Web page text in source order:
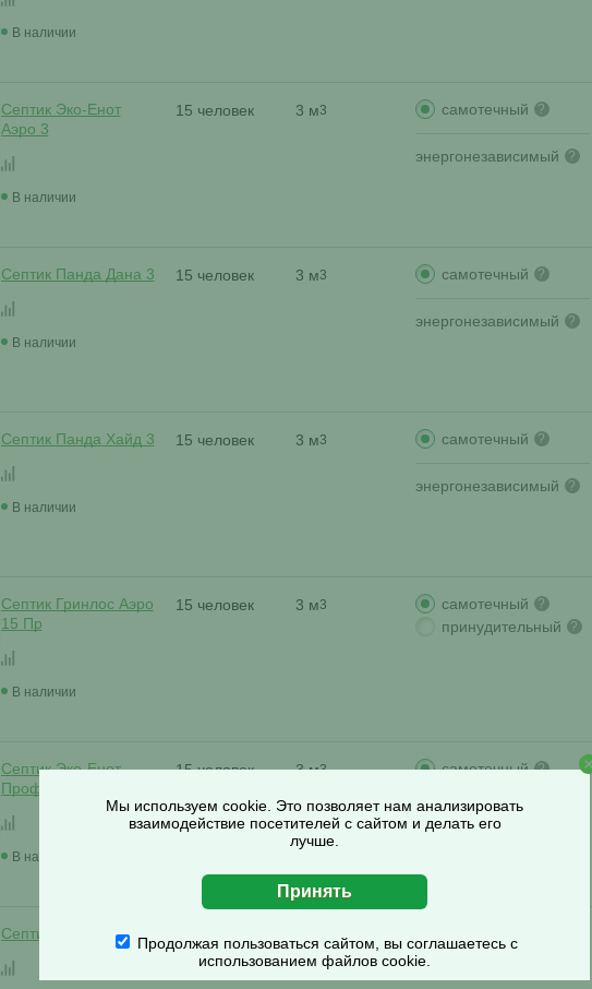
В наличии
Септик Эко-Енот
Аэро 3
В наличии
15 человек 3 м3 самотечный ?
энергонезависимый ?
Септик Панда Дана 3
В наличии
15 человек 3 м3 самотечный ?
энергонезависимый ?
Септик Панда Хайд 3
В наличии
15 человек 3 м3 самотечный ?
энергонезависимый ?
Септик Гринлос Аэро
15 Пр
В наличии
15 человек 3 м3 самотечный ?
принудительный ?
Септик Эко-Енот
Профи 3
В наличии
15 человек 3 м3 самотечный ?
энергонезависимый
Септик Итал Био 10
Мы используем cookie. Это позволяет нам анализировать
взаимодействие посетителей с сайтом и делать его
лучше.
Продолжая пользоваться сайтом, вы соглашаетесь с
использованием файлов cookie.